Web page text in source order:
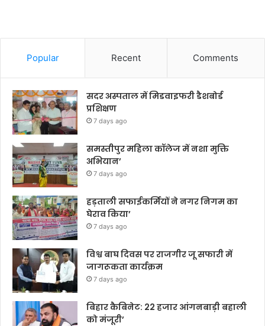
Popular Recent Comments
सदर अस्पताल में मिडवाइफरी डैशबोर्ड
प्रशिक्षण
7 days ago
समस्तीपुर महिला कॉलेज में नशा मुक्ति
अभियान’
7 days ago
हड़ताली सफाईकर्मियों ने नगर निगम का
घेराव किया’
7 days ago
विश्व बाघ दिवस पर राजगीर जू सफारी में
जागरूकता कार्यक्रम
7 days ago
बिहार कैबिनेट: 22 हजार आंगनबाड़ी बहाली
को मंजूरी’